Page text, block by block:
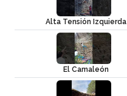
Alta Tensión Izquierda
El Camaleón